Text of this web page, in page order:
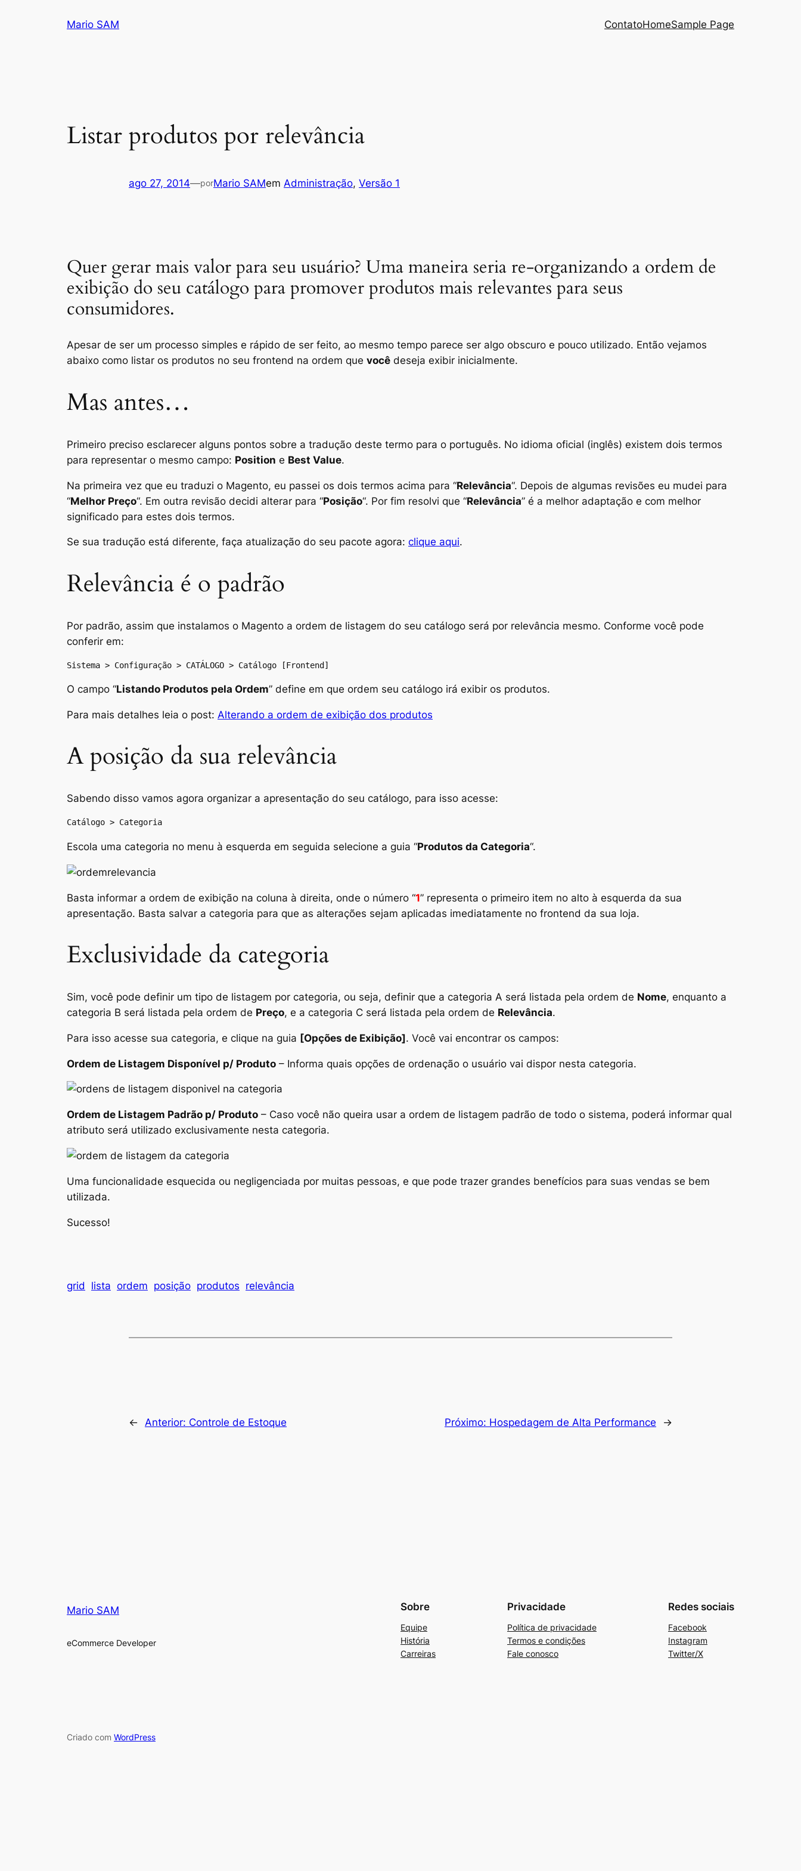
Mario SAM ContatoHomeSample Page
Listar produtos por relevância
ago 27, 2014—porMario SAMem Administração, Versão 1
Quer gerar mais valor para seu usuário? Uma maneira seria re-organizando a ordem de
exibição do seu catálogo para promover produtos mais relevantes para seus
consumidores.
Apesar de ser um processo simples e rápido de ser feito, ao mesmo tempo parece ser algo obscuro e pouco utilizado. Então vejamos
abaixo como listar os produtos no seu frontend na ordem que você deseja exibir inicialmente.
Mas antes…
Primeiro preciso esclarecer alguns pontos sobre a tradução deste termo para o português. No idioma oficial (inglês) existem dois termos
para representar o mesmo campo: Position e Best Value.
Na primeira vez que eu traduzi o Magento, eu passei os dois termos acima para “Relevância“. Depois de algumas revisões eu mudei para
“Melhor Preço“. Em outra revisão decidi alterar para “Posição“. Por fim resolvi que “Relevância” é a melhor adaptação e com melhor
significado para estes dois termos.
Se sua tradução está diferente, faça atualização do seu pacote agora: clique aqui.
Relevância é o padrão
Por padrão, assim que instalamos o Magento a ordem de listagem do seu catálogo será por relevância mesmo. Conforme você pode
conferir em:
Sistema > Configuração > CATÁLOGO > Catálogo [Frontend]
O campo “Listando Produtos pela Ordem” define em que ordem seu catálogo irá exibir os produtos.
Para mais detalhes leia o post: Alterando a ordem de exibição dos produtos
A posição da sua relevância
Sabendo disso vamos agora organizar a apresentação do seu catálogo, para isso acesse:
Catálogo > Categoria
Escola uma categoria no menu à esquerda em seguida selecione a guia “Produtos da Categoria“.
Basta informar a ordem de exibição na coluna à direita, onde o número “1” representa o primeiro item no alto à esquerda da sua
apresentação. Basta salvar a categoria para que as alterações sejam aplicadas imediatamente no frontend da sua loja.
Exclusividade da categoria
Sim, você pode definir um tipo de listagem por categoria, ou seja, definir que a categoria A será listada pela ordem de Nome, enquanto a
categoria B será listada pela ordem de Preço, e a categoria C será listada pela ordem de Relevância.
Para isso acesse sua categoria, e clique na guia [Opções de Exibição]. Você vai encontrar os campos:
Ordem de Listagem Disponível p/ Produto – Informa quais opções de ordenação o usuário vai dispor nesta categoria.
Ordem de Listagem Padrão p/ Produto – Caso você não queira usar a ordem de listagem padrão de todo o sistema, poderá informar qual
atributo será utilizado exclusivamente nesta categoria.
Uma funcionalidade esquecida ou negligenciada por muitas pessoas, e que pode trazer grandes benefícios para suas vendas se bem
utilizada.
Sucesso!
grid lista ordem posição produtos relevância
← Anterior: Controle de Estoque Próximo: Hospedagem de Alta Performance →
Mario SAM
eCommerce Developer
Sobre
Equipe
História
Carreiras
Privacidade
Política de privacidade
Termos e condições
Fale conosco
Redes sociais
Facebook
Instagram
Twitter/X
Criado com WordPress